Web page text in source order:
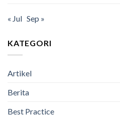
« Jul Sep »
KATEGORI
Artikel
Berita
Best Practice